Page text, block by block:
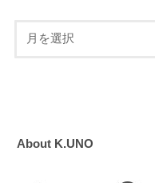
About K.UNO